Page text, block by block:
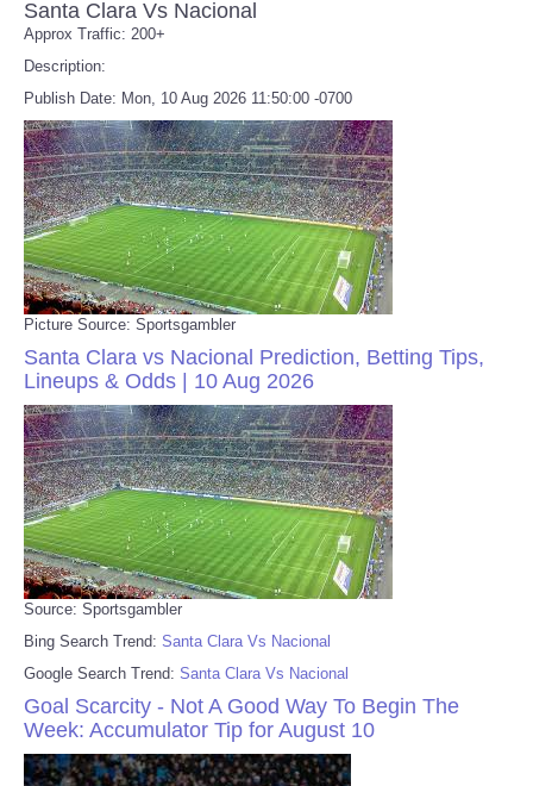
Santa Clara Vs Nacional
Approx Traffic: 200+
Description:
Publish Date: Mon, 10 Aug 2026 11:50:00 -0700
Picture Source: Sportsgambler
Santa Clara vs Nacional Prediction, Betting Tips,
Lineups & Odds | 10 Aug 2026
Source: Sportsgambler
Bing Search Trend: Santa Clara Vs Nacional
Google Search Trend: Santa Clara Vs Nacional
Goal Scarcity - Not A Good Way To Begin The
Week: Accumulator Tip for August 10